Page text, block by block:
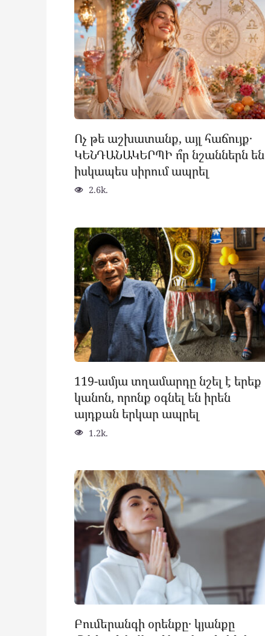
Ոչ թե աշխատանք, այլ հաճույք․
ԿԵՆԴԱՆԱԿԵՐՊԻ ո՞ր նշաններն են
իսկապես սիրում ապրել
2.6k.
119-ամյա տղամարդը նշել է երեք
կանոն, որոնք օգնել են իրեն
այդքան երկար ապրել
1.2k.
Բումերանգի օրենքը․ կյանքը